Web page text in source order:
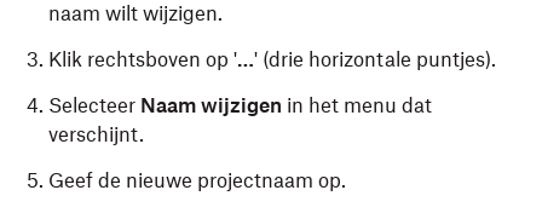
naam wilt wijzigen.
Klik rechtsboven op '…' (drie horizontale puntjes).
Selecteer Naam wijzigen in het menu dat
verschijnt.
Geef de nieuwe projectnaam op.